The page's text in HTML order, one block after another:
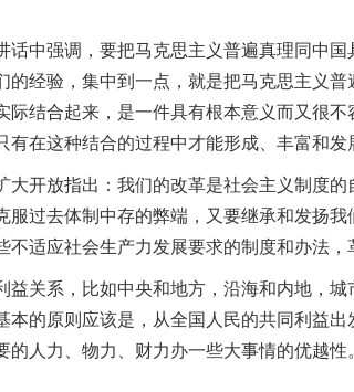
强调，要把马克思主义普遍真理同中国
的经验，集中到一点，就是把马克思主义
际结合起来，是一件具有根本意义而又很
在这种结合的过程中才能形成、丰富和发
放指出：我们的改革是社会主义制度的
服过去体制中存的弊端，又要继承和发扬
适应社会生产力发展要求的制度和办法，
系，比如中央和地方，沿海和内地，城
本的原则应该是，从全国人民的共同利益
的人力、物力、财力办一些大事情的优越